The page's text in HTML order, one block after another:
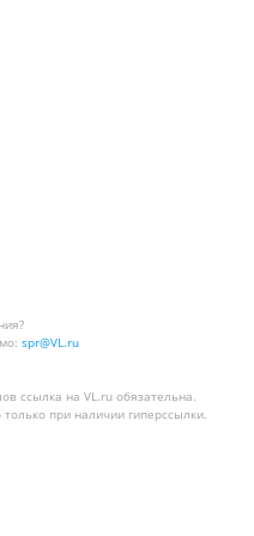
spr@VL.ru
ссылка на VL.ru обязательна.
при наличии гиперссылки.